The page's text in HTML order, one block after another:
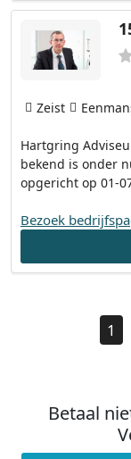
Hartgring
bekend is onder
opgericht op 01-
Zeist
Bezoek
1
Betaal